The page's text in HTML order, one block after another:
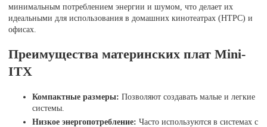
минимальным потреблением энергии и шумом, что делает их
идеальными для использования в домашних кинотеатрах (HTPC) и
офисах.
Преимущества материнских плат Mini-
ITX
Компактные размеры: Позволяют создавать малые и легкие
системы.
Низкое энергопотребление: Часто используются в системах с